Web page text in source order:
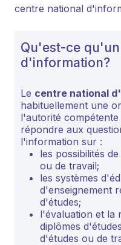
centre national
Qu'est-ce
d'information?
Le centre national
habituellement une
l'autorité
répondre aux
l'information sur :
les possibilités
ou de travail;
les systèmes
d'enseignement
d'études;
l'évaluation et la
diplômes
d'études ou de